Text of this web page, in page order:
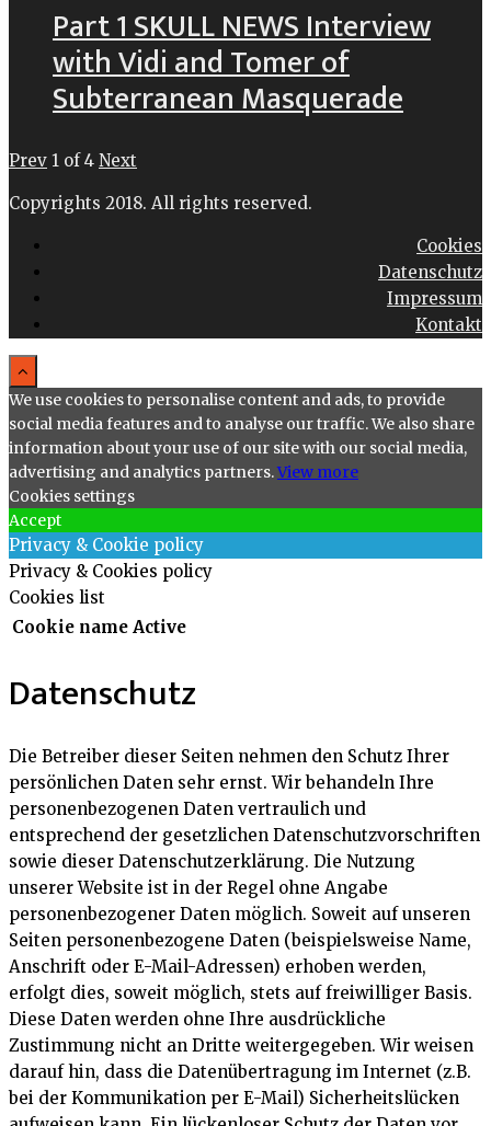
Part 1 SKULL NEWS Interview
with Vidi and Tomer of
Subterranean Masquerade
Prev 1 of 4 Next
Copyrights 2018. All rights reserved.
Cookies
Datenschutz
Impressum
Kontakt
We use cookies to personalise content and ads, to provide
social media features and to analyse our traffic. We also share
information about your use of our site with our social media,
advertising and analytics partners.View more
Cookies settings
Accept
Privacy & Cookie policy
Privacy & Cookies policy
Cookies list
Cookie name Active
Datenschutz
Die Betreiber dieser Seiten nehmen den Schutz Ihrer
persönlichen Daten sehr ernst. Wir behandeln Ihre
personenbezogenen Daten vertraulich und
entsprechend der gesetzlichen Datenschutzvorschriften
sowie dieser Datenschutzerklärung. Die Nutzung
unserer Website ist in der Regel ohne Angabe
personenbezogener Daten möglich. Soweit auf unseren
Seiten personenbezogene Daten (beispielsweise Name,
Anschrift oder E-Mail-Adressen) erhoben werden,
erfolgt dies, soweit möglich, stets auf freiwilliger Basis.
Diese Daten werden ohne Ihre ausdrückliche
Zustimmung nicht an Dritte weitergegeben. Wir weisen
darauf hin, dass die Datenübertragung im Internet (z.B.
bei der Kommunikation per E-Mail) Sicherheitslücken